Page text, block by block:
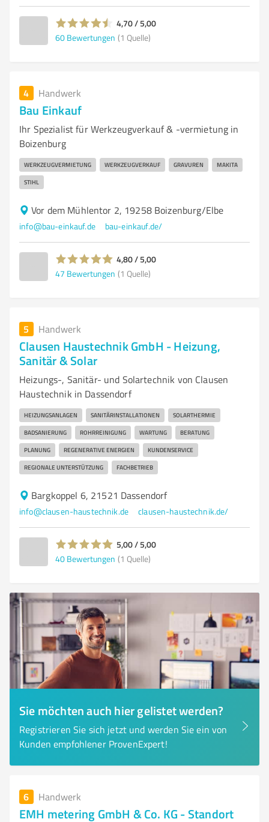
4,70 / 5,00
60 Bewertungen (1 Quelle)
4 Handwerk
Bau Einkauf
Ihr Spezialist für Werkzeugverkauf & -vermietung in
Boizenburg
WERKZEUGVERMIETUNG WERKZEUGVERKAUF GRAVUREN MAKITA
STIHL
Vor dem Mühlentor 2, 19258 Boizenburg/Elbe
info@bau-einkauf.de bau-einkauf.de/
4,80 / 5,00
47 Bewertungen (1 Quelle)
5 Handwerk
Clausen Haustechnik GmbH - Heizung,
Sanitär & Solar
Heizungs-, Sanitär- und Solartechnik von Clausen
Haustechnik in Dassendorf
HEIZUNGSANLAGEN SANITÄRINSTALLATIONEN SOLARTHERMIE
BADSANIERUNG ROHRREINIGUNG WARTUNG BERATUNG
PLANUNG REGENERATIVE ENERGIEN KUNDENSERVICE
REGIONALE UNTERSTÜTZUNG FACHBETRIEB
Bargkoppel 6, 21521 Dassendorf
info@clausen-haustechnik.de clausen-haustechnik.de/
5,00 / 5,00
40 Bewertungen (1 Quelle)
Sie möchten auch hier gelistet werden?
Registrieren Sie sich jetzt und werden Sie ein von
Kunden empfohlener ProvenExpert!
6 Handwerk
EMH metering GmbH & Co. KG - Standort